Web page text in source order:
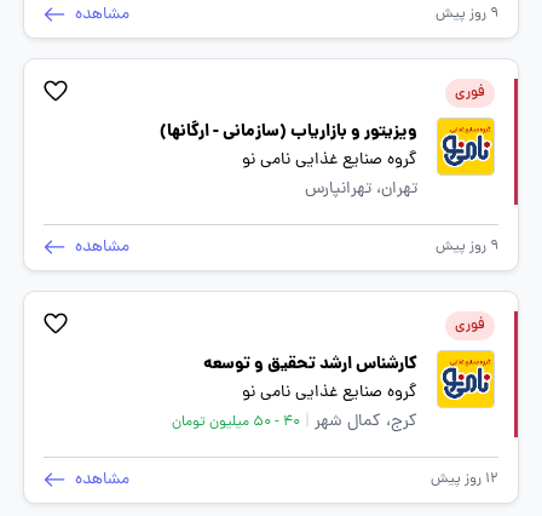
9 روز پیش مشاهده
فوری
ویزیتور و بازاریاب (سازمانی - ارگانها)
گروه صنایع غذایی نامی نو
تهران، تهرانپارس
9 روز پیش مشاهده
فوری
کارشناس ارشد تحقیق و توسعه
گروه صنایع غذایی نامی نو
کرج، کمال شهر | 40 - 50 میلیون تومان
12 روز پیش مشاهده